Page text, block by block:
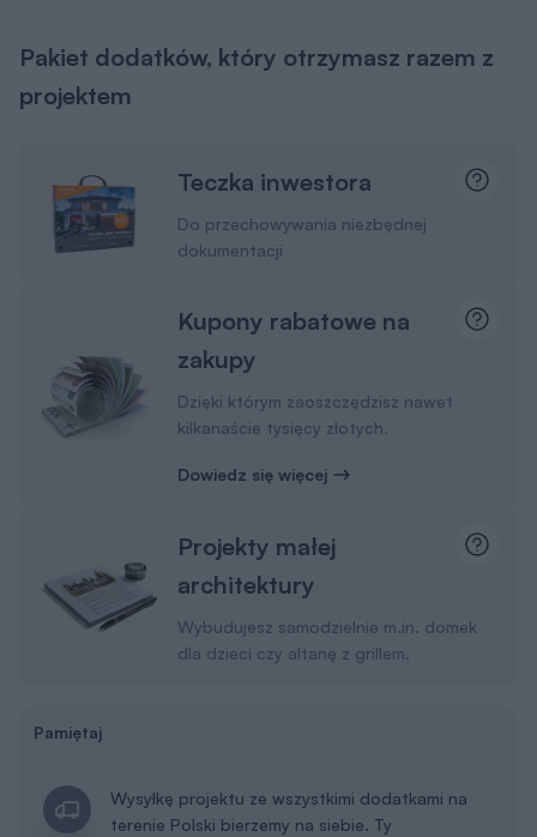
Pakiet dodatków, który otrzymasz razem z
projektem
Teczka inwestora
Do przechowywania niezbędnej
dokumentacji
Kupony rabatowe na
zakupy
Dzięki którym zaoszczędzisz nawet
kilkanaście tysięcy złotych.
Dowiedz się więcej
Projekty małej
architektury
Wybudujesz samodzielnie m.in. domek
dla dzieci czy altanę z grillem.
Pamiętaj
Wysyłkę projektu ze wszystkimi dodatkami na
terenie Polski bierzemy na siebie. Ty